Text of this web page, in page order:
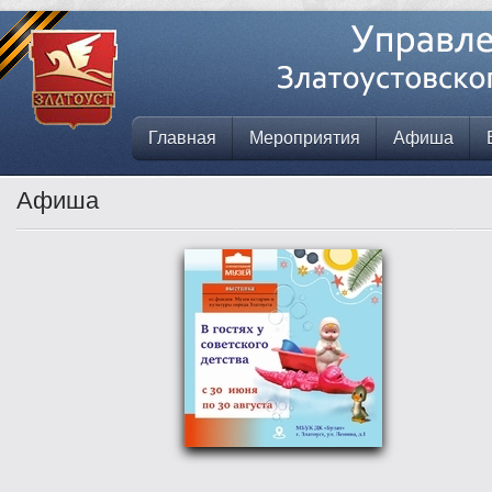
Главная Мероприятия Афиша
Афиша